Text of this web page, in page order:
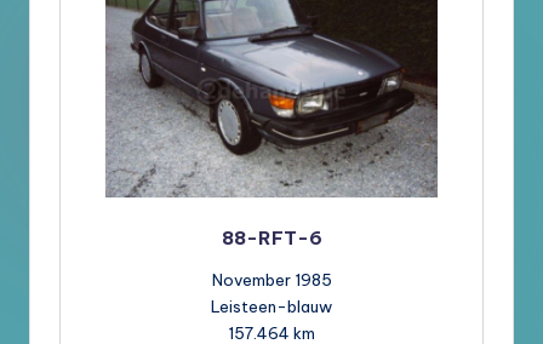
88-RFT-6
November 1985
Leisteen-blauw
157.464 km